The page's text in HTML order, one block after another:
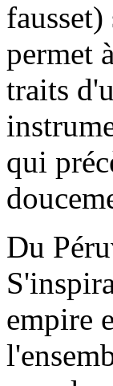
permet
traits
qui
Du
empire